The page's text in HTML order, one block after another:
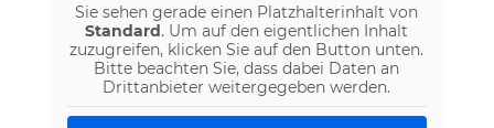
Sie sehen gerade einen Platzhalterinhalt von
Standard. Um auf den eigentlichen Inhalt
zuzugreifen, klicken Sie auf den Button unten.
Bitte beachten Sie, dass dabei Daten an
Drittanbieter weitergegeben werden.